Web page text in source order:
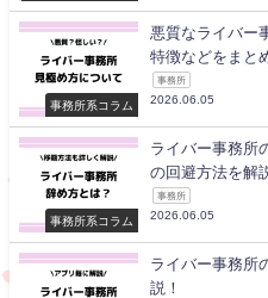
事務所系コラム
悪質なライバー
特徴などをまと
事務所
2026.06.05
事務所系コラム
ライバー事務所
の回避方法を解
事務所
2026.06.05
ライバー事務所
説！